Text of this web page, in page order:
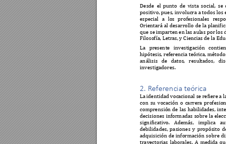
Desde el punto de vista social, se
positivo, pues, involucra a todos los
especial a los profesionales
Orientará al desarrollo de la planifi
que se imparten en las aulas por los
Filosofía, Letras, y Ciencias de la Ed
La
presente investigación
contien
hipótesis, referencia teórica,
análisis
de datos, resultados,
investigadores.
2. Referencia teórica
La identidad vocacional se refiere a
con su vocación o carrera
comprensión de las habilidades,
decisiones informadas sobre la
significativo.
Además, implica
debilidades, pasiones y propósito
adquisición de información sobre
trayectorias laborales. A medida